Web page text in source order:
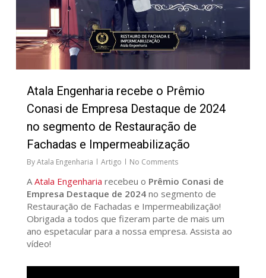
Atala Engenharia recebe o Prêmio
Conasi de Empresa Destaque de 2024
no segmento de Restauração de
Fachadas e Impermeabilização
ByAtala Engenharia Artigo No Comments
AAtala Engenharia recebeu o Prêmio Conasi de
Empresa Destaque de 2024no segmento de
Restauração de Fachadas e Impermeabilização!
Obrigada a todos que fizeram parte de mais um
ano espetacular para a nossa empresa. Assista ao
vídeo!